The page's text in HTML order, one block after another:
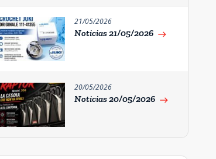
21/05/2026
Noticias 21/05/2026 east
20/05/2026
Noticias 20/05/2026 east